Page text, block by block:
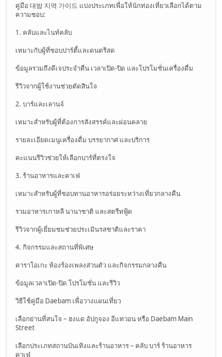
คู่มือ 대밤 지역 가이드 แบ่งประเภทเพื่อให้นักท่องเที่ยวเลือกได้ตาม
ความชอบ:
1. คลับและไนท์คลับ
เหมาะกับผู้ที่ชอบปาร์ตี้และดนตรีสด
ข้อมูลรวมถึงดีเจประจำคืน เวลาเปิด-ปิด และโปรโมชั่นเครื่องดื่ม
รีวิวจากผู้ใช้งานช่วยตัดสินใจ
2. บาร์และเลานจ์
เหมาะสำหรับผู้ที่ต้องการสังสรรค์และผ่อนคลาย
รายละเอียดเมนูเครื่องดื่ม บรรยากาศ และบริการ
คะแนนรีวิวช่วยให้เลือกบาร์ที่ตรงใจ
3. ร้านอาหารและคาเฟ่
เหมาะสำหรับผู้ที่ชอบทานอาหารอร่อยระหว่างเที่ยวกลางคืน
รวมอาหารเกาหลี นานาชาติ และสตรีทฟู้ด
รีวิวจากผู้เยี่ยมชมช่วยประเมินรสชาติและราคา
4. กิจกรรมและสถานที่พิเศษ
คาราโอเกะ ห้องร้องเพลงส่วนตัว และกิจกรรมกลางคืน
ข้อมูลเวลาเปิด-ปิด โปรโมชั่น และรีวิว
วิธีใช้คู่มือ Daebam เพื่อวางแผนเที่ยว
เลือกย่านที่สนใจ – ฮงแด อัปกูจอง อีแทวอน หรือ Daebam Main
Street
เลือกประเภทสถานบันเทิงและร้านอาหาร – คลับ บาร์ ร้านอาหาร
คาเฟ่